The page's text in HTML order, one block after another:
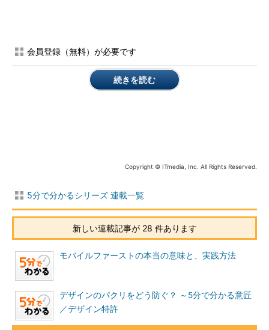
会員登録（無料）が必要です
続きを読む
Copyright © ITmedia, Inc. All Rights Reserved.
5分で分かるシリーズ 連載一覧
新しい連載記事が 28 件あります
モバイルファーストの本当の意味と、実践方法
デザインのパクリをどう防ぐ？ ～5分で分かる意匠
／デザイン特許